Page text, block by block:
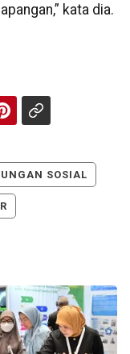
kata dia.
SOSIAL